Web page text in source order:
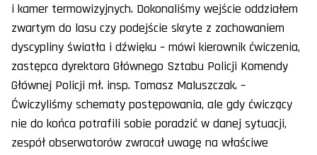
i kamer termowizyjnych. Dokonaliśmy wejście oddziałem
zwartym do lasu czy podejście skryte z zachowaniem
dyscypliny światła i dźwięku – mówi kierownik ćwiczenia,
zastępca dyrektora Głównego Sztabu Policji Komendy
Głównej Policji mł. insp. Tomasz Maluszczak. –
Ćwiczyliśmy schematy postępowania, ale gdy ćwiczący
nie do końca potrafili sobie poradzić w danej sytuacji,
zespół obserwatorów zwracał uwagę na właściwe